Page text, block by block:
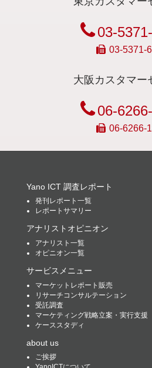
03-
03-5371-
大阪カスタマー
06-
06-6266-
Yano ICT 調査レポート
発刊レポート一覧
レポートサマリー
アナリストオピニオン
アナリスト一覧
オピニオン一覧
サービスメニュー
マーケットレポート販売
リサーチコンサルテーション
受託調査
マーケティング戦略立案・実行支援
ケーススタディ
about us
ご挨拶